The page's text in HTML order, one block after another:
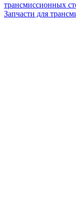
трансмиссионных
Запчасти для